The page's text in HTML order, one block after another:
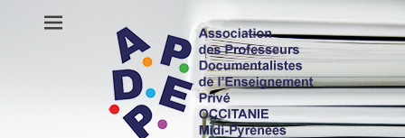
APDEP Occitanie
Midi-Pyrénées
Association des Professeurs Documentalistes de l'Enseignement
Privé OCCITANIE Midi-Pyrénnees Association Actualités Vie de
l’association Ressources